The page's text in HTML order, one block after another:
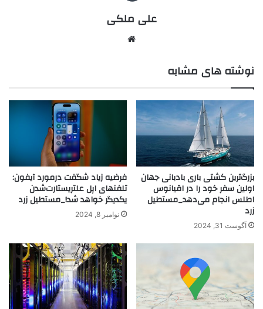
علی ملکی
نوشته های مشابه
بزرگ‌ترین کشتی باری بادبانی جهان
اولین سفر خود را در اقیانوس
اطلس انجام می‌دهد_مستطیل
زرد
آگوست 31, 2024
فرضیه زیاد شگفت درمورد آیفون:
تلفنهای اپل علتریستارت‌شدن
یکدیگر خواهد شد!_مستطیل زرد
نوامبر 8, 2024